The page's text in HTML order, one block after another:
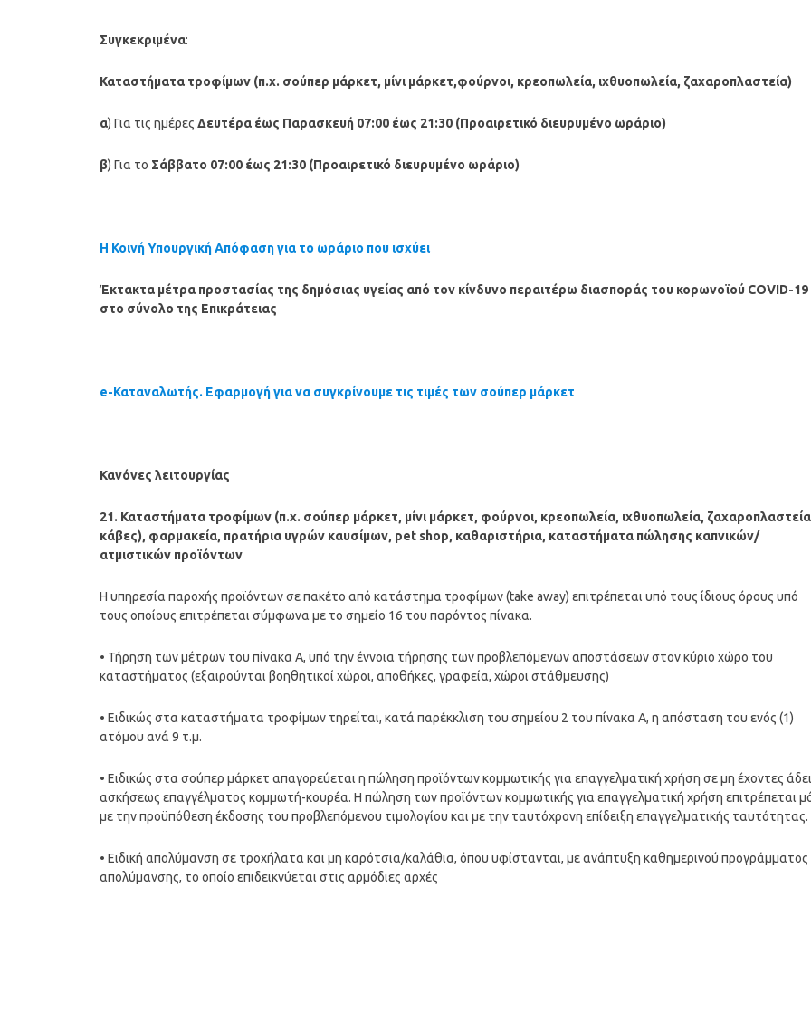
Συγκεκριμένα:
Καταστήματα τροφίμων (π.χ. σούπερ μάρκετ, μίνι μάρκετ,φούρνοι, κρεοπωλεία, ιχθυοπωλεία, ζαχαροπλαστεία)
α) Για τις ημέρες Δευτέρα έως Παρασκευή 07:00 έως 21:30 (Προαιρετικό διευρυμένο ωράριο)
β) Για το Σάββατο 07:00 έως 21:30 (Προαιρετικό διευρυμένο ωράριο)
Η Κοινή Υπουργική Απόφαση για το ωράριο που ισχύει
Έκτακτα μέτρα προστασίας της δημόσιας υγείας από τον κίνδυνο περαιτέρω διασποράς του κορωνοϊού COVID-19
στο σύνολο της Επικράτειας
e-Καταναλωτής. Εφαρμογή για να συγκρίνουμε τις τιμές των σούπερ μάρκετ
Κανόνες λειτουργίας
21. Καταστήματα τροφίμων (π.χ. σούπερ μάρκετ, μίνι μάρκετ, φούρνοι, κρεοπωλεία, ιχθυοπωλεία,
κάβες), φαρμακεία, πρατήρια υγρών καυσίμων, pet shop, καθαριστήρια, καταστήματα πώλησης καπνικών/
ατμιστικών προϊόντων
Η υπηρεσία παροχής προϊόντων σε πακέτο από κατάστημα τροφίμων (take away) επιτρέπεται υπό τους ίδιους όρους υπό
τους οποίους επιτρέπεται σύμφωνα με το σημείο 16 του παρόντος πίνακα.
• Τήρηση των μέτρων του πίνακα Α, υπό την έννοια τήρησης των προβλεπόμενων αποστάσεων στον κύριο χώρο του
καταστήματος (εξαιρούνται βοηθητικοί χώροι, αποθήκες, γραφεία, χώροι στάθμευσης)
• Ειδικώς στα καταστήματα τροφίμων τηρείται, κατά παρέκκλιση του σημείου 2 του πίνακα Α, η απόσταση του ενός (1)
ατόμου ανά 9 τ.μ.
• Ειδικώς στα σούπερ μάρκετ απαγορεύεται η πώληση προϊόντων κομμωτικής για επαγγελματική χρήση σε μη έχοντες
ασκήσεως επαγγέλματος κομμωτή-κουρέα. Η πώληση των προϊόντων κομμωτικής για επαγγελματική χρήση επιτρέπεται
με την προϋπόθεση έκδοσης του προβλεπόμενου τιμολογίου και με την ταυτόχρονη επίδειξη επαγγελματικής ταυτότητας.
• Ειδική απολύμανση σε τροχήλατα και μη καρότσια/καλάθια, όπου υφίστανται, με ανάπτυξη καθημερινού προγράμματος
απολύμανσης, το οποίο επιδεικνύεται στις αρμόδιες αρχές